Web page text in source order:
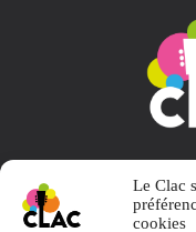
Le Clac
cookies